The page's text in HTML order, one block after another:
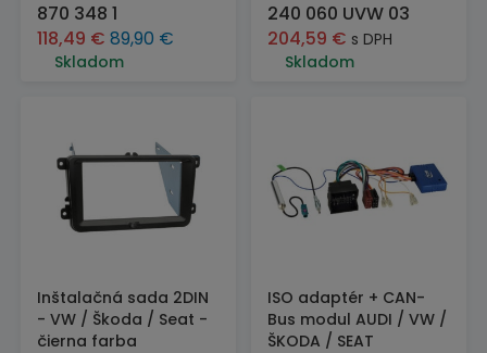
870 348 1
118,49 € 89,90 €
Skladom
240 060 UVW 03
204,59 € s DPH
Skladom
Inštalačná sada 2DIN
- VW / Škoda / Seat -
čierna farba
ISO adaptér + CAN-
Bus modul AUDI / VW /
ŠKODA / SEAT